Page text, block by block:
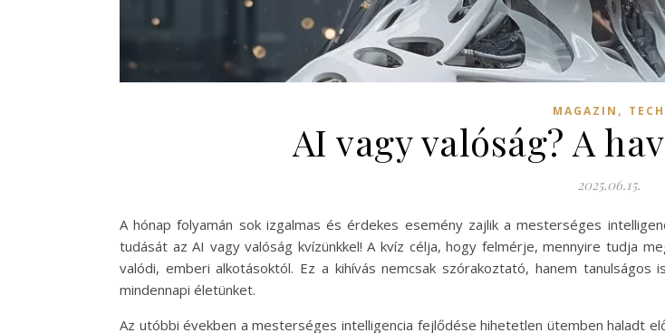
MAGAZIN , TECH
AI vagy valóság? A
2025.06.15.
A hónap folyamán sok izgalmas és érdekes esemény zajlik a mesterséges
tudását az AI vagy valóság kvízünkkel! A kvíz célja, hogy felmérje, mennyire tudja
valódi, emberi alkotásoktól. Ez a kihívás nemcsak szórakoztató, hanem
mindennapi életünket.
Az utóbbi években a mesterséges intelligencia fejlődése hihetetlen ütemben haladt